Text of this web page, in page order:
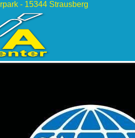
- 15344 Strausberg